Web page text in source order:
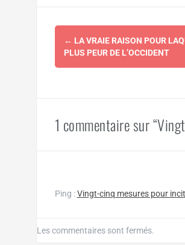
Navigation
d'article
← LA VRAIE RAISON POUR
PLUS PEUR DE L’OCCIDENT
1 commentaire sur
Ping :Vingt-cinq mesures pour
Les commentaires sont fermés.